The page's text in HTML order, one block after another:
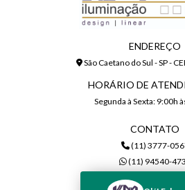
ENDEREÇO
São Caetano do Sul - SP -
HORÁRIO DE
Segunda à Sexta: 9:00h
CONTATO
(11) 3777-
(11) 94540-